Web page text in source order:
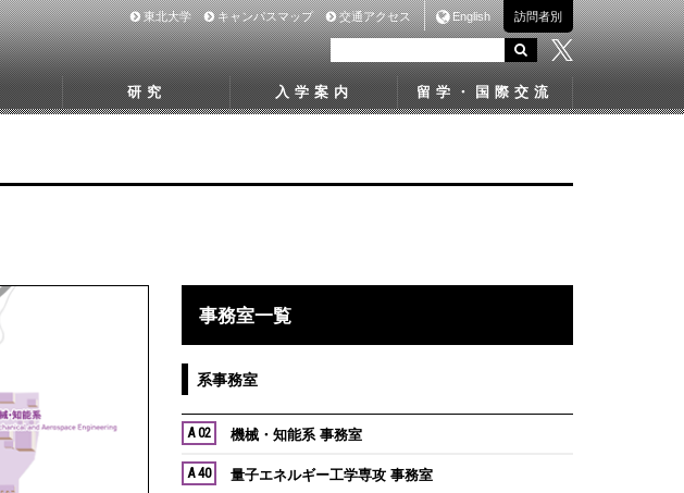
東北大学 キャンパスマップ 交通アクセス English 訪問者別
研究 入学案内 留学・国際交流
事務室一覧
系事務室
A 02 機械・知能系 事務室
A 40 量子エネルギー工学専攻 事務室